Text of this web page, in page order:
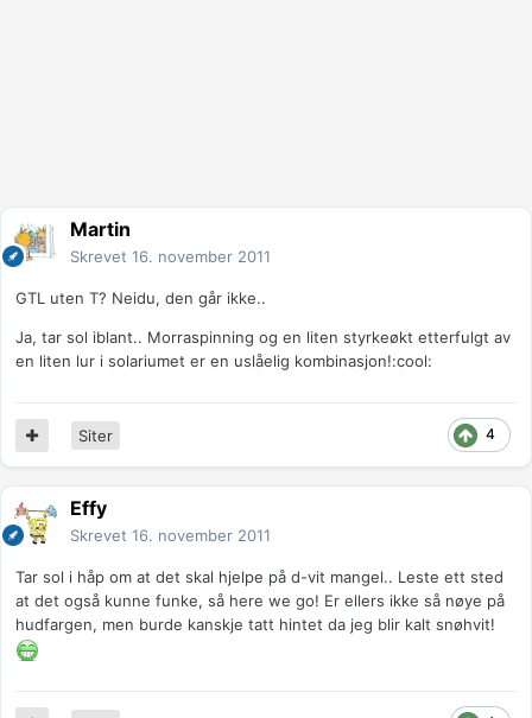
Martin
Skrevet 16. november 2011
GTL uten T? Neidu, den går ikke..
Ja, tar sol iblant.. Morraspinning og en liten styrkeøkt etterfulgt av
en liten lur i solariumet er en uslåelig kombinasjon!:cool:
4
Siter
Effy
Skrevet 16. november 2011
Tar sol i håp om at det skal hjelpe på d-vit mangel.. Leste ett sted
at det også kunne funke, så here we go! Er ellers ikke så nøye på
hudfargen, men burde kanskje tatt hintet da jeg blir kalt snøhvit!